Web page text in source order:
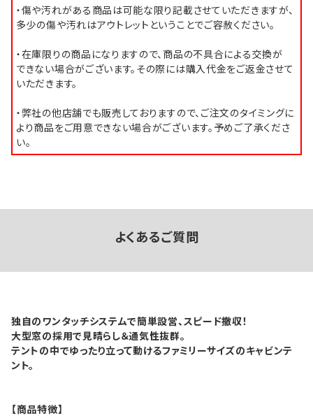
・傷や汚れがある商品は可能な限り記載させていただきますが、
多少の傷や汚れはアウトレットということでご容赦ください。
・在庫限りの商品になりますので、商品の不具合による交換が
できない場合がございます。その際には購入代金をご返金させて
いただきます。
・弊社の他店舗でも販売しておりますので、ご注文のタイミングに
より商品をご用意できない場合がございます。予めご了承くださ
い。
よくあるご質問
独自のワンタッチシステムで簡単設営、スピード撤収！
大型窓の採用で見晴らし＆通気性抜群。
テントの中でゆったり立って動けるファミリーサイズのキャビンテ
ント。
【商品特徴】